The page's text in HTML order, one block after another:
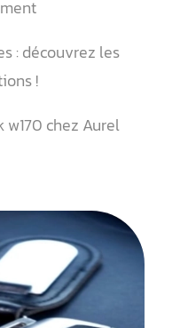
: découvrez les
!
w170 chez Aurel